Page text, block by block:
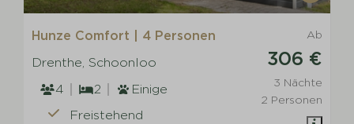
Ab
306 €
3 Nächte
2 Personen
Hunze Comfort | 4 Personen
Drenthe, Schoonloo
4
2
Einige
Freistehend